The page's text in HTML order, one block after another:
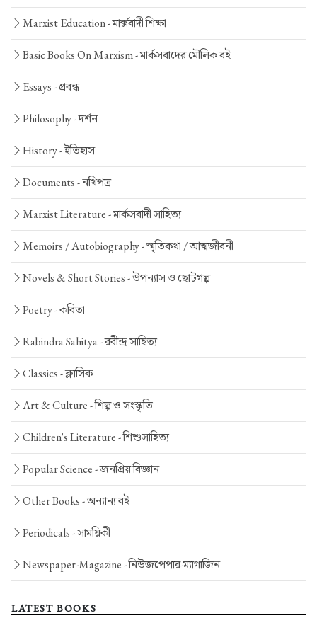
Marxist Education -মার্ক্সবাদী শিক্ষা
Basic Books On Marxism -মার্কসবাদের মৌলিক বই
Essays -প্রবন্ধ
Philosophy -দর্শন
History -ইতিহাস
Documents -নথিপত্র
Marxist Literature -মার্কসবাদী সাহিত্য
Memoirs / Autobiography -স্মৃতিকথা / আত্মজীবনী
Novels & Short Stories -উপন্যাস ও ছোটগল্প
Poetry -কবিতা
Rabindra Sahitya -রবীন্দ্র সাহিত্য
Classics -ক্লাসিক
Art & Culture -শিল্প ও সংস্কৃতি
Children's Literature -শিশুসাহিত্য
Popular Science -জনপ্রিয় বিজ্ঞান
Other Books -অন্যান্য বই
Periodicals -সাময়িকী
Newspaper-Magazine -নিউজপেপার-ম্যাগাজিন
LATEST BOOKS